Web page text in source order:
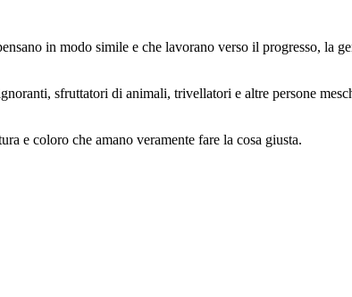
in modo simile e che lavorano verso il progresso, la
sfruttatori di animali, trivellatori e altre persone
e coloro che amano veramente fare la cosa giusta.